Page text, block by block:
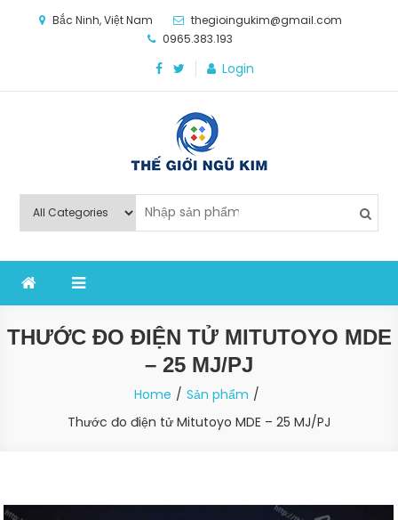
Bắc Ninh, Việt Nam
thegioingukim@gmail.com
0965.383.193
Login
Thế Giới Ngũ Kim
nghiệp sản xuất
THƯỚC ĐO ĐIỆN TỬ MITUTOYO MDE
– 25 MJ/PJ
Home
Sản phẩm
Thước đo điện tử Mitutoyo MDE – 25 MJ/PJ